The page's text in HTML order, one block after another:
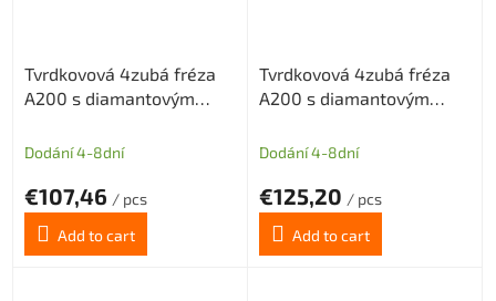
Tvrdkovová 4zubá fréza
A200 s diamantovým
průměr 8 (dlouhý břit)
Dodání 4-8dní
€107,46 / pcs
Add to cart
Tvrdkovová 4zubá fréza
A200 s diamantovým
průměr 10 (dlouhý břit)
Dodání 4-8dní
€125,20 / pcs
Add to cart